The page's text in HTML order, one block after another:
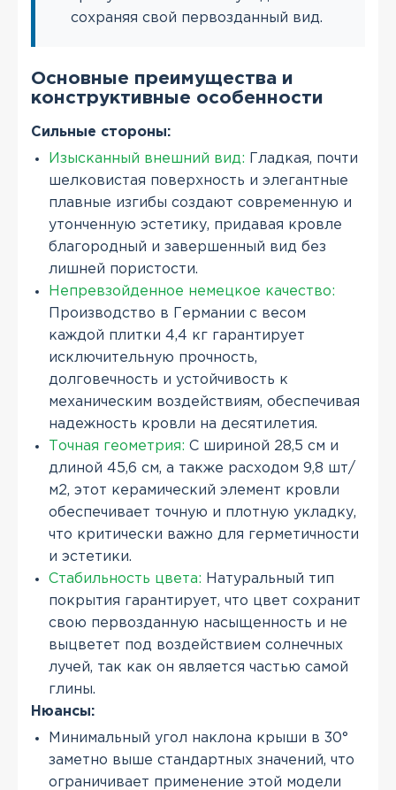
сохраняя свой первозданный вид.
Основные преимущества и
конструктивные особенности
Сильные стороны:
Изысканный внешний вид: Гладкая, почти
шелковистая поверхность и элегантные
плавные изгибы создают современную и
утонченную эстетику, придавая кровле
благородный и завершенный вид без
лишней пористости.
Непревзойденное немецкое качество:
Производство в Германии с весом
каждой плитки 4,4 кг гарантирует
исключительную прочность,
долговечность и устойчивость к
механическим воздействиям, обеспечивая
надежность кровли на десятилетия.
Точная геометрия: С шириной 28,5 см и
длиной 45,6 см, а также расходом 9,8 шт/
м2, этот керамический элемент кровли
обеспечивает точную и плотную укладку,
что критически важно для герметичности
и эстетики.
Стабильность цвета: Натуральный тип
покрытия гарантирует, что цвет сохранит
свою первозданную насыщенность и не
выцветет под воздействием солнечных
лучей, так как он является частью самой
глины.
Нюансы:
Минимальный угол наклона крыши в 30°
заметно выше стандартных значений, что
ограничивает применение этой модели